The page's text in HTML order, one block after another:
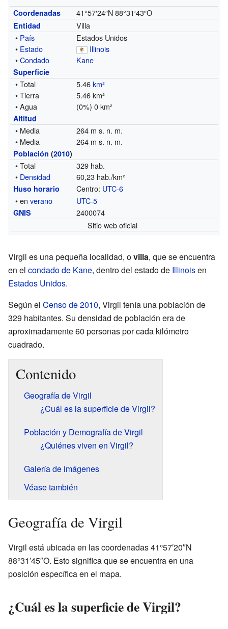
Coordenadas 41°57′24″N 88°31′43″O
Entidad
Villa
• País
Estados Unidos
• Estado
Illinois
•Condado Kane
Superficie
• Total 5.46km²
• Tierra
5.46 km²
• Agua
(0%) 0 km²
Altitud
• Media
264 m s. n. m.
• Media
264 m s. n. m.
Población (2010)
• Total
329 hab.
• Densidad 60,23 hab./km²
Huso horario Centro: UTC-6
• enverano UTC-5
GNIS
2400074
Sitio web oficial
Virgil es una pequeña localidad, ovilla, que se encuentra
en el condado de Kane, dentro del estado de Illinoisen
Estados Unidos.
Según el Censo de 2010, Virgil tenía una población de
329 habitantes. Su densidad de población era de
aproximadamente 60 personas por cada kilómetro
cuadrado.
Contenido
Geografía de Virgil
¿Cuál es la superficie de Virgil?
Población y Demografía de Virgil
¿Quiénes viven en Virgil?
Galería de imágenes
Véase también
Geografía de Virgil
Virgil está ubicada en las coordenadas 41°57′20″N
88°31′45″O. Esto significa que se encuentra en una
posición específica en el mapa.
¿Cuál es la superficie de Virgil?